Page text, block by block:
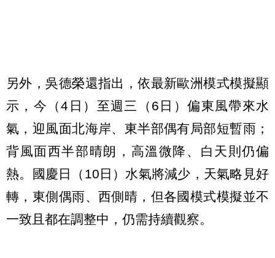
另外，吳德榮還指出，依最新歐洲模式模擬顯
示，今（4日）至週三（6日）偏東風帶來水
氣，迎風面北海岸、東半部偶有局部短暫雨；
背風面西半部晴朗，高溫微降、白天則仍偏
熱。國慶日（10日）水氣將減少，天氣略見好
轉，東側偶雨、西側晴，但各國模式模擬並不
一致且都在調整中，仍需持續觀察。